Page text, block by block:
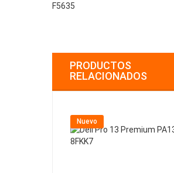
F5635
PRODUCTOS
RELACIONADOS
Nuevo